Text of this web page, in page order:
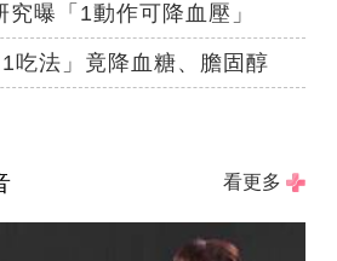
曝「1動作可降血壓」
吃法」竟降血糖、膽固醇
看更多